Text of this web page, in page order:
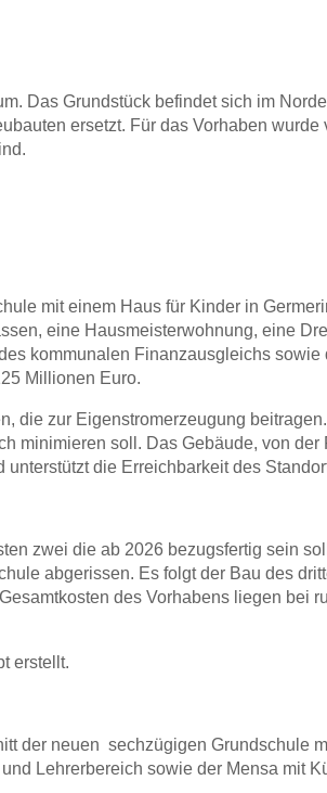
Das Grundstück befindet sich im
ersetzt. Für das Vorhaben wurde
mit einem Haus für Kinder in
eine Hausmeisterwohnung, eine
kommunalen Finanzausgleichs sowie
Millionen Euro.
die zur Eigenstromerzeugung
minimieren soll. Das Gebäude, von der
die Erreichbarkeit des
zwei die ab 2026 bezugsfertig sein
abgerissen. Es folgt der Bau des
des Vorhabens liegen bei
erstellt.
der neuen sechzügigen Grundschule
Lehrerbereich sowie der Mensa mit